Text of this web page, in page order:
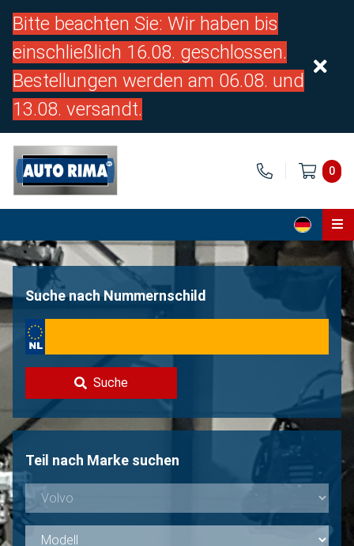
Bitte beachten Sie: Wir haben bis
einschließlich 16.08. geschlossen.
Bestellungen werden am 06.08. und
13.08. versandt.
0
Home
Über uns
Kontakt
Volvo Verkaufen?
Nicht gefunden?
Suche nach Nummernschild
Suche
Teil nach Marke suchen